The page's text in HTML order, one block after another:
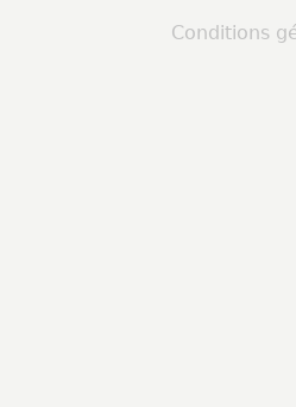
Conditions